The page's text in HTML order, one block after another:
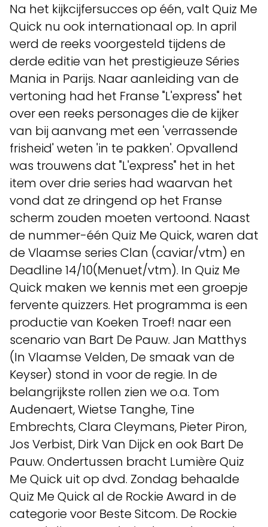
Na het kijkcijfersucces op één, valt Quiz Me
Quick nu ook internationaal op. In april
werd de reeks voorgesteld tijdens de
derde editie van het prestigieuze Séries
Mania in Parijs. Naar aanleiding van de
vertoning had het Franse "L'express" het
over een reeks personages die de kijker
van bij aanvang met een 'verrassende
frisheid' weten 'in te pakken'. Opvallend
was trouwens dat "L'express" het in het
item over drie series had waarvan het
vond dat ze dringend op het Franse
scherm zouden moeten vertoond. Naast
de nummer-één Quiz Me Quick, waren dat
de Vlaamse series Clan (caviar/vtm) en
Deadline 14/10(Menuet/vtm). In Quiz Me
Quick maken we kennis met een groepje
fervente quizzers. Het programma is een
productie van Koeken Troef! naar een
scenario van Bart De Pauw. Jan Matthys
(In Vlaamse Velden, De smaak van de
Keyser) stond in voor de regie. In de
belangrijkste rollen zien we o.a. Tom
Audenaert, Wietse Tanghe, Tine
Embrechts, Clara Cleymans, Pieter Piron,
Jos Verbist, Dirk Van Dijck en ook Bart De
Pauw. Ondertussen bracht Lumière Quiz
Me Quick uit op dvd. Zondag behaalde
Quiz Me Quick al de Rockie Award in de
categorie voor Beste Sitcom. De Rockie